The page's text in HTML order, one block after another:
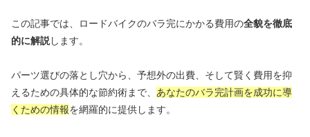
この記事では、ロードバイクのバラ完にかかる費用の全貌を徹底
的に解説します。
パーツ選びの落とし穴から、予想外の出費、そして賢く費用を抑
えるための具体的な節約術まで、 あなたのバラ完計画を成功に導
くための情報を網羅的に提供します。